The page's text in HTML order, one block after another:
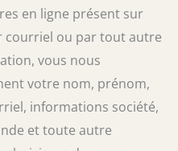
en ligne présent sur
courriel ou par tout autre
vous nous
votre nom, prénom,
informations société,
et toute autre